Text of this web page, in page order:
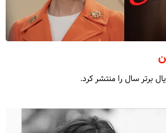
برتر سال را منتشر کرد.